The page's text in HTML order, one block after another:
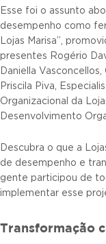
Esse foi o assunto
desempenho como
Lojas Marisa”,
presentes Rogério
Daniella
Priscila Piva,
Organizacional da
Desenvolvimento
Descubra o que a
de desempenho e
gente participou de
implementar esse
Transformação